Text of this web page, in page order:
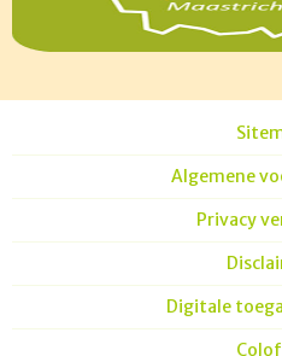
Algemene
Privacy
Digitale